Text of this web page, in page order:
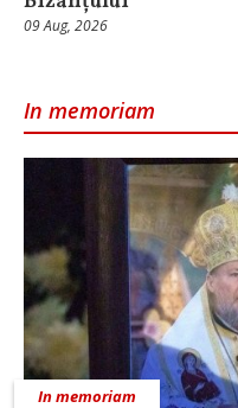
09 Aug, 2026
In memoriam
In memoriam